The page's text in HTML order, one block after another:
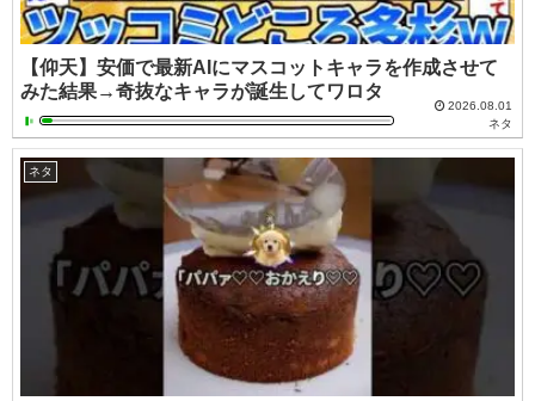
【仰天】安価で最新AIにマスコットキャラを作成させて
みた結果→奇抜なキャラが誕生してワロタ
2026.08.01
ネタ
ネタ